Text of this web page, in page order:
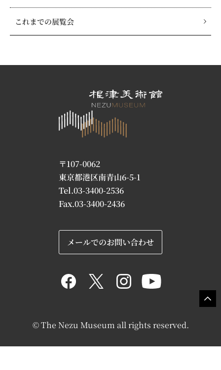
これまでの展覧会
〒107-0062
東京都港区南青山6-5-1
Tel.03-3400-2536
Fax.03-3400-2436
メールでのお問い合わせ
© The Nezu Museum all rights reserved.